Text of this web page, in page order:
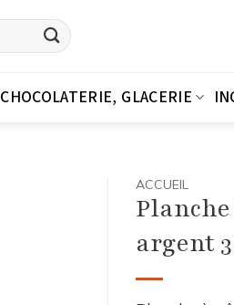
CHOCOLATERIE, GLACERIE
ACCUEIL
argent